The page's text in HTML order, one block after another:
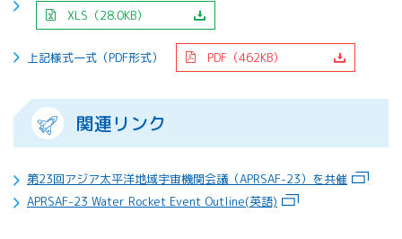
XLS（28.0KB）
上記様式一式（PDF形式） PDF（462KB）
関連リンク
第23回アジア太平洋地域宇宙機関会議（APRSAF-23）を共催
APRSAF-23 Water Rocket Event Outline(英語)